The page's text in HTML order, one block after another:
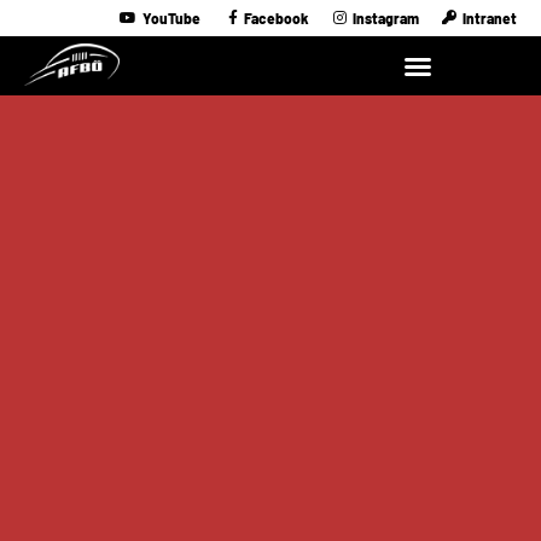
YouTube Facebook Instagram Intranet